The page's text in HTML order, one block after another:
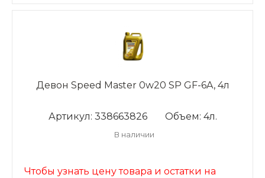
Девон Speed Master 0w20 SP GF-6A, 4л
Артикул: 338663826 Объем: 4л.
В наличии
Чтобы узнать цену товара и остатки на